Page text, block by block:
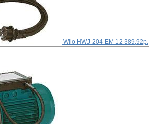
Wilo HWJ-204-EM 12 389,92р.